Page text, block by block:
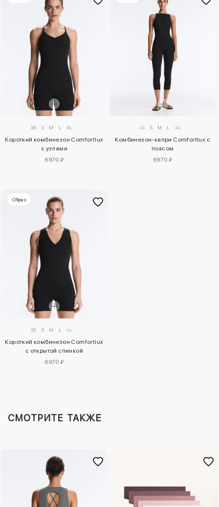
XS S M L XL
Короткий комбинезон Comfortlux
с узлами
6970 ₽
XS S M L XL
Комбинезон-капри Comfortlux с
поясом
6970 ₽
Образ
XS S M L XL
Короткий комбинезон Comfortlux
с открытой спинкой
6970 ₽
СМОТРИТЕ ТАКЖЕ